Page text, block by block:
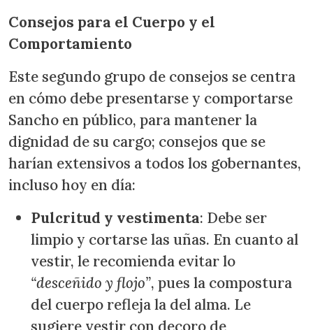
Consejos para el Cuerpo y el
Comportamiento
Este segundo grupo de consejos se centra
en cómo debe presentarse y comportarse
Sancho en público, para mantener la
dignidad de su cargo; consejos que se
harían extensivos a todos los gobernantes,
incluso hoy en día:
Pulcritud y vestimenta: Debe ser
limpio y cortarse las uñas. En cuanto al
vestir, le recomienda evitar lo
“desceñido y flojo”, pues la compostura
del cuerpo refleja la del alma. Le